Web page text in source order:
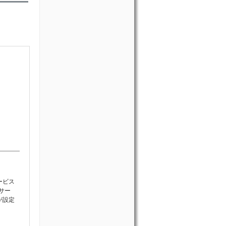
ビス
ー
設定